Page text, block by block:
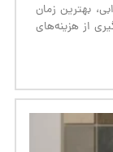
بهترین زمان
از هزینه‌های